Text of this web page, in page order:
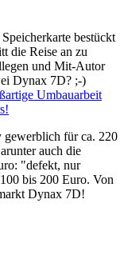
bestückt
die Reise an zu
und Mit-Autor
Dynax 7D? ;-)
Umbauarbeit
für ca. 220
auch die
"defekt, nur
bis 200 Euro. Von
Dynax 7D!